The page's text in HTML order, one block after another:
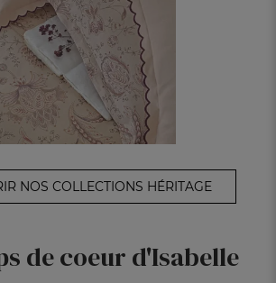
NOS COLLECTIONS HÉRITAGE
de coeur d'Isabelle